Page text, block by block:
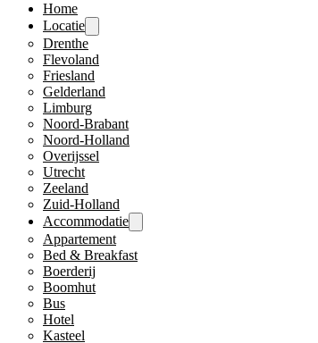
Home
Locatie
Drenthe
Flevoland
Friesland
Gelderland
Limburg
Noord-Brabant
Noord-Holland
Overijssel
Utrecht
Zeeland
Zuid-Holland
Accommodatie
Appartement
Bed & Breakfast
Boerderij
Boomhut
Bus
Hotel
Kasteel